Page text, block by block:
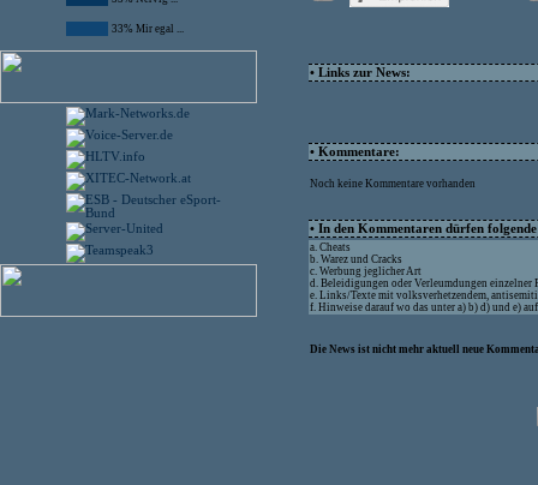
33% Mir egal ...
• Links zur News:
• Kommentare:
Noch keine Kommentare vorhanden
• In den Kommentaren dürfen
a. Cheats
b. Warez und Cracks
c. Werbung jeglicher Art
d. Beleidigungen oder Verleumdungen einzelner
e. Links/Texte mit volksverhetzendem,
f. Hinweise darauf wo das unter a) b) d) und e)
Die News ist nicht mehr aktuell neue